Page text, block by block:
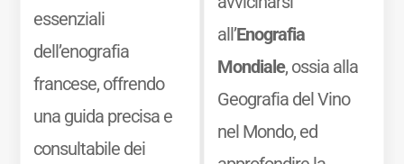
essenziali
dell’enografia
francese, offrendo
una guida precisa e
consultabile dei
all’Enografia
Mondiale, ossia alla
Geografia del Vino
nel Mondo, ed